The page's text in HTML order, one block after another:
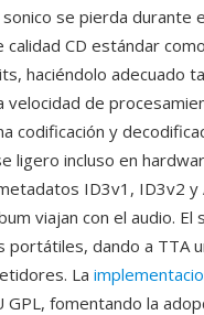
se pierda durante
calidad CD estándar
haciéndolo adecuado
velocidad de
codificación y
ligero incluso en
ID3v1, ID3v2 y
viajan con el audio.
dando a TTA
La
GPL, fomentando la